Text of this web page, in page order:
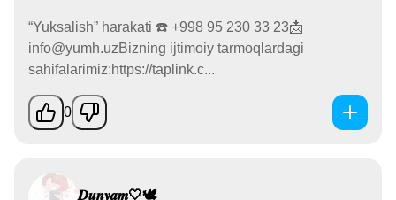
“Yuksalish” harakati ☎️ +998 95 230 33 23📩
info@yumh.uzBizning ijtimoiy tarmoqlardagi
sahifalarimiz:https://taplink.c...
0
𝑫𝒖𝒏𝒚𝒂𝒎🤍🕊